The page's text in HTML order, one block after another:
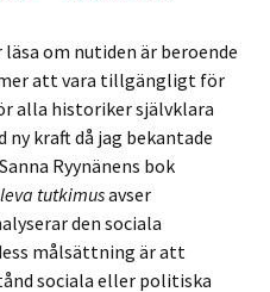
om nutiden är beroende
att vara tillgängligt för
alla historiker självklara
kraft då jag bekantade
Ryynänens bok
tutkimusavser
den sociala
målsättning är att
sociala eller politiska